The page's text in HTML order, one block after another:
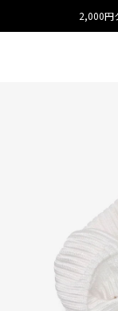
2,000円